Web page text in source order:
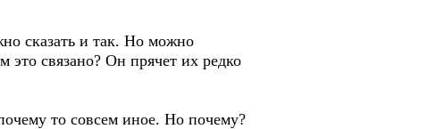
сказать и так. Но можно
это связано? Он прячет их редко
то совсем иное. Но почему?